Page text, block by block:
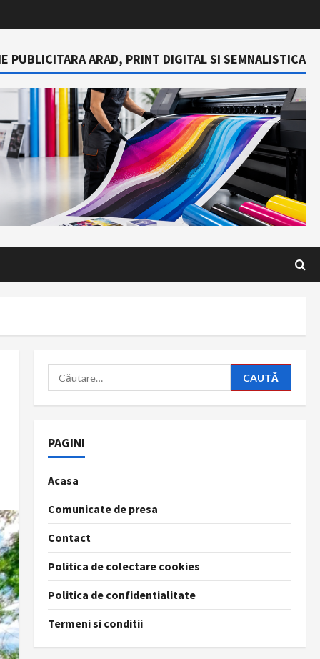
PUBLICITARA ARAD, PRINT DIGITAL SI SEMNALISTICA
Caută
după:
PAGINI
Acasa
Comunicate de presa
Contact
Politica de colectare cookies
Politica de confidentialitate
Termeni si conditii